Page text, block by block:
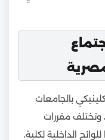
بالجامعات
وتختلف مقررات
الداخلية لكلية،